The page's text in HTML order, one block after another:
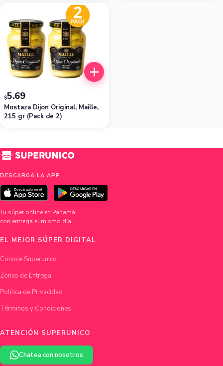
Mostaza Dijon Original, Maille,
215 gr (Pack de 2)
$5.69
DESCARGA LA APP
Tu súper online en Panamá
con entrega el mismo día.
EL MEJOR SÚPER DIGITAL
Conoce Superunico
Zonas de Entrega
Política de Privacidad
Términos y Condiciones
ATENCIÓN SUPERUNICO
Chatea con nosotros